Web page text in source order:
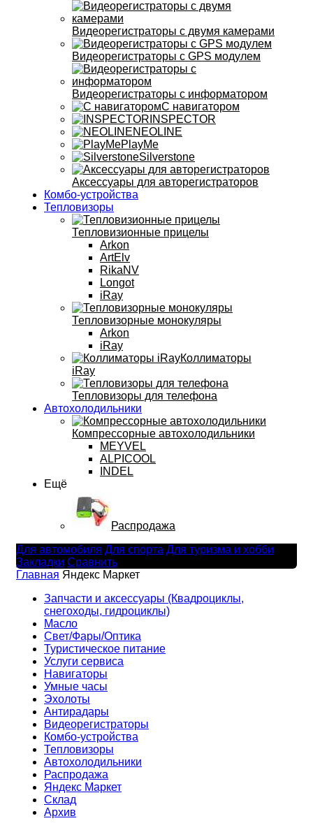
Видеорегистраторы с двумя камерами
Видеорегистраторы с GPS модулем
Видеорегистраторы с информатором
С навигатором
INSPECTOR
NEOLINE
PlayMe
Silverstone
Аксессуары для авторегистраторов
Комбо-устройства
Тепловизоры
Тепловизионные прицелы
Arkon
ArtElv
RikaNV
Longot
iRay
Тепловизорные монокуляры
Arkon
iRay
Коллиматоры
iRay
Тепловизоры для телефона
Автохолодильники
Компрессорные автохолодильники
MEYVEL
ALPICOOL
INDEL
Ещё
Распродажа
Для автомобиля Для спорта Для туризма и хобби
Закладки Сравнить
Главная Яндекс Маркет
Запчасти и аксессуары (Квадроциклы,
снегоходы, гидроциклы)
Масло
Свет/Фары/Оптика
Туристическое питание
Услуги сервиса
Навигаторы
Умные часы
Эхолоты
Антирадары
Видеорегистраторы
Комбо-устройства
Тепловизоры
Автохолодильники
Распродажа
Яндекс Маркет
Склад
Архив